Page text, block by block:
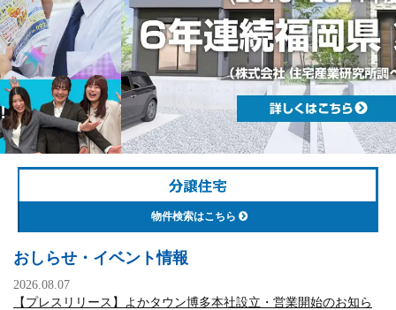
分
宅
物件検索はこちら
おしらせ・イベント情報
2026.08.07
【プレスリリース】よかタウン博多本社設立・営業開始のお知ら